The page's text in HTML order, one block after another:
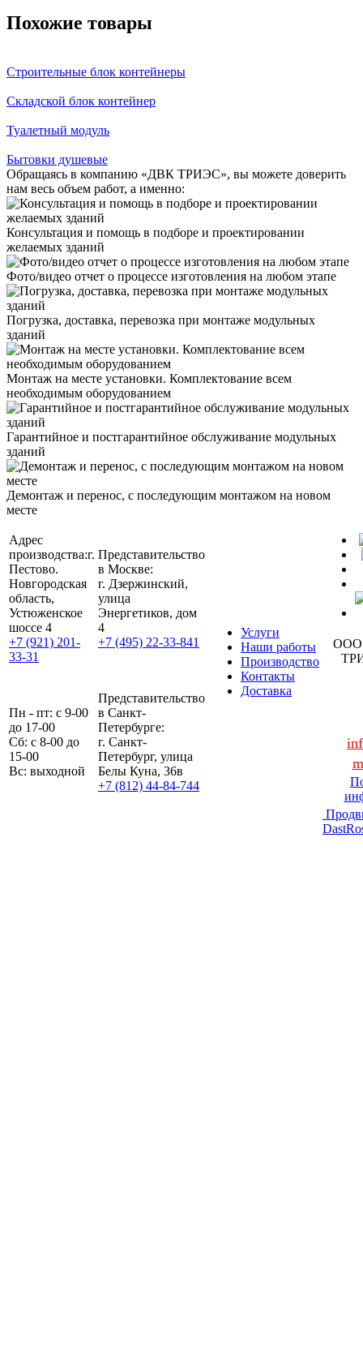
Похожие товары
Строительные блок контейнеры
Складской блок контейнер
Туалетный модуль
Бытовки душевые
Обращаясь в компанию «ДВК ТРИЭС», вы можете доверить
нам весь объем работ, а именно:
Консультация и помощь в подборе и проектировании
желаемых зданий
Фото/видео отчет о процессе изготовления на любом этапе
Погрузка, доставка, перевозка при монтаже модульных
зданий
Монтаж на месте установки. Комплектование всем
необходимым оборудованием
Гарантийное и постгарантийное обслуживание модульных
зданий
Демонтаж и перенос, с последующим монтажом на новом
месте
Адрес
производства:г.
Пестово.
Новгородская
область,
Устюженское
шоссе 4
+7 (921) 201-
33-31
Представительство
в Москве:
г. Дзержинский,
улица
Энергетиков, дом
4
+7 (495) 22-33-841
Услуги
Наши работы
Производство
Контакты
Доставка
ООО
Пн - пт: с 9-00
до 17-00
Сб: с 8-00 до
15-00
Вс: выходной
Представительство
в Санкт-
Петербурге:
г. Санкт-
Петербург, улица
Белы Куна, 36в
+7 (812) 44-84-744